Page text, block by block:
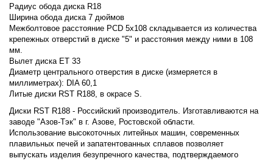
Радиус обода диска R18
Ширина обода диска 7 дюймов
Межболтовое расстояние PCD 5x108 складывается из количества
крепежных отверстий в диске "5" и расстояния между ними в 108
мм.
Вылет диска ET 33
Диаметр центрального отверстия в диске (измеряется в
миллиметрах): DIA 60,1
Литые диски RST R188, в окрасе S.
Диски RST R188 - Российский производитель. Изготавливаются на
заводе "Азов-Тэк" в г. Азове, Ростовской области.
Использование высокоточных литейных машин, современных
плавильных печей и запатентованных сплавов позволяет
выпускать изделия безупречного качества, подтверждаемого